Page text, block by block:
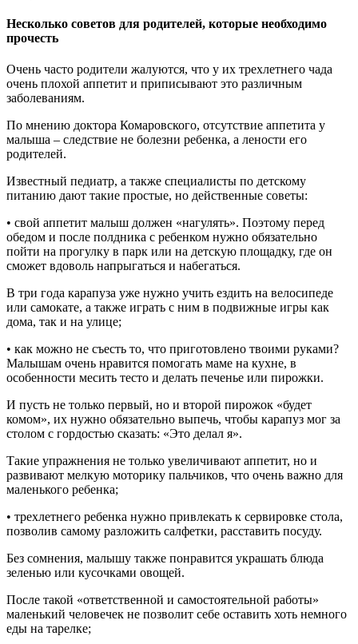
Несколько советов для родителей, которые необходимо
прочесть
Очень часто родители жалуются, что у их трехлетнего чада
очень плохой аппетит и приписывают это различным
заболеваниям.
По мнению доктора Комаровского, отсутствие аппетита у
малыша – следствие не болезни ребенка, а лености его
родителей.
Известный педиатр, а также специалисты по детскому
питанию дают такие простые, но действенные советы:
• свой аппетит малыш должен «нагулять». Поэтому перед
обедом и после полдника с ребенком нужно обязательно
пойти на прогулку в парк или на детскую площадку, где он
сможет вдоволь напрыгаться и набегаться.
В три года карапуза уже нужно учить ездить на велосипеде
или самокате, а также играть с ним в подвижные игры как
дома, так и на улице;
• как можно не съесть то, что приготовлено твоими руками?
Малышам очень нравится помогать маме на кухне, в
особенности месить тесто и делать печенье или пирожки.
И пусть не только первый, но и второй пирожок «будет
комом», их нужно обязательно выпечь, чтобы карапуз мог за
столом с гордостью сказать: «Это делал я».
Такие упражнения не только увеличивают аппетит, но и
развивают мелкую моторику пальчиков, что очень важно для
маленького ребенка;
• трехлетнего ребенка нужно привлекать к сервировке стола,
позволив самому разложить салфетки, расставить посуду.
Без сомнения, малышу также понравится украшать блюда
зеленью или кусочками овощей.
После такой «ответственной и самостоятельной работы»
маленький человечек не позволит себе оставить хоть немного
еды на тарелке;